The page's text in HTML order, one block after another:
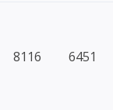
8116 6451